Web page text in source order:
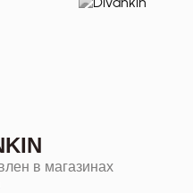
в магазинах